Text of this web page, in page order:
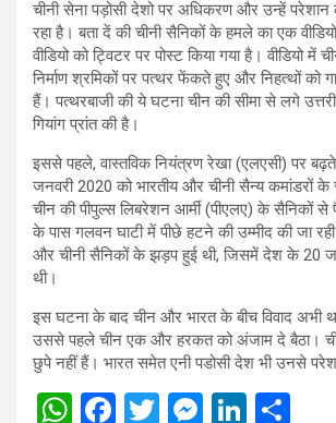
चीनी सेना पड़ोसी देशो पर अधिकरण और उन्हें
रहा है। बता दें की चीनी सैनिकों के हमले का एक
वीडियो को ट्विटर पर पोस्ट किया गया है। वीडियो में
निर्माण श्रमिकों पर पत्थर फेंकते हुए और निहत्थों को
हैं। पत्थरबाजी की ये घटना चीन की सीमा से लगे
गियांग प्रांत की है।
इससे पहले, वास्तविक नियंत्रण रेखा (एलएसी) पर
जनवरी 2020 को भारतीय और चीनी सैन्य कमांडरों के
चीन की पीपुल्स लिबरेशन आर्मी (पीएलए) के सैनिकों से
के पास गलवन घाटी में पीछे हटने की उम्मीद की जा
और चीनी सैनिकों के झड़प हुई थी, जिसमें देश के 20
थी।
इस घटना के बाद चीन और भारत के बीच विवाद अभी
उससे पहले चीन एक और हरकत को अंजाम दे बैठा।
छुपे नहीं हैं। भारत समेत एनी पडोसी देश भी उनसे
W F
T
M Li